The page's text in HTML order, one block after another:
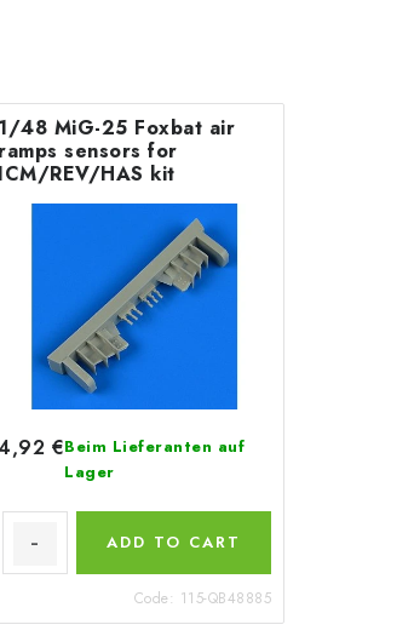
1/48 MiG-25 Foxbat air
ramps sensors for
ICM/REV/HAS kit
€Beim Lieferanten auf
Lager
ADD TO CART
Code: 115-QB48885